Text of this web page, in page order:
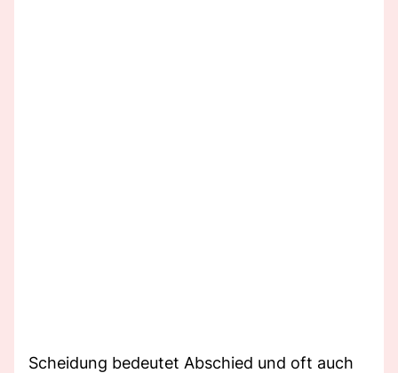
Scheidung bedeutet Abschied und oft auch